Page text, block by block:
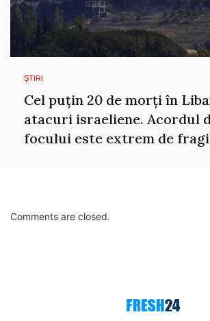
ȘTIRI
Cel puțin 20 de morți în
atacuri israeliene. Acordul
focului este extrem de
Comments are closed.